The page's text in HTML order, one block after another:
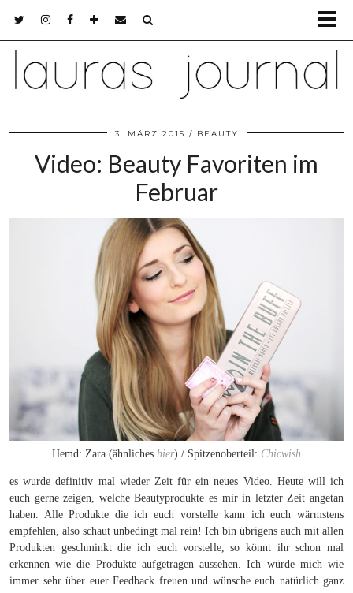
3. MÄRZ 2015 BEAUTY
Video: Beauty Favoriten im
Februar
Hemd: Zara (ähnliches hier) / Spitzenoberteil: Chicwish
es wurde definitiv mal wieder Zeit für ein neues Video. Heute will ich
euch gerne zeigen, welche Beautyprodukte es mir in letzter Zeit angetan
haben. Alle Produkte die ich euch vorstelle kann ich euch wärmstens
empfehlen, also schaut unbedingt mal rein! Ich bin übrigens auch mit allen
Produkten geschminkt die ich euch vorstelle, so könnt ihr schon mal
erkennen wie die Produkte aufgetragen aussehen. Ich würde mich wie
immer sehr über euer Feedback freuen und wünsche euch natürlich ganz